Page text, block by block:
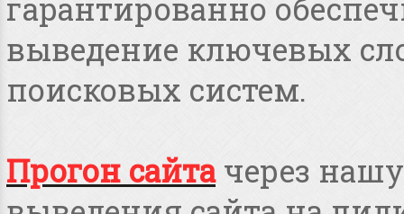
гарантированно
выведение ключевых
поисковых систем.
Прогон сайта через